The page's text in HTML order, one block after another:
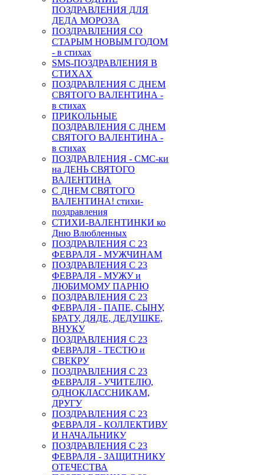
ПОЗДРАВЛЕНИЯ ДЛЯ
ДЕДА МОРОЗА
ПОЗДРАВЛЕНИЯ СО
СТАРЫМ НОВЫМ ГОДОМ
- в стихах
SMS-ПОЗДРАВЛЕНИЯ В
СТИХАХ
ПОЗДРАВЛЕНИЯ С ДНЕМ
СВЯТОГО ВАЛЕНТИНА -
в стихах
ПРИКОЛЬНЫЕ
ПОЗДРАВЛЕНИЯ С ДНЕМ
СВЯТОГО ВАЛЕНТИНА -
в стихах
ПОЗДРАВЛЕНИЯ - СМС-ки
на ДЕНЬ СВЯТОГО
ВАЛЕНТИНА
С ДНЕМ СВЯТОГО
ВАЛЕНТИНА! стихи-
поздравления
СТИХИ-ВАЛЕНТИНКИ ко
Дню Влюбленных
ПОЗДРАВЛЕНИЯ С 23
ФЕВРАЛЯ - МУЖЧИНАМ
ПОЗДРАВЛЕНИЯ С 23
ФЕВРАЛЯ - МУЖУ и
ЛЮБИМОМУ ПАРНЮ
ПОЗДРАВЛЕНИЯ С 23
ФЕВРАЛЯ - ПАПЕ, СЫНУ,
БРАТУ, ДЯДЕ, ДЕДУШКЕ,
ВНУКУ
ПОЗДРАВЛЕНИЯ С 23
ФЕВРАЛЯ - ТЕСТЮ и
СВЕКРУ
ПОЗДРАВЛЕНИЯ С 23
ФЕВРАЛЯ - УЧИТЕЛЮ,
ОДНОКЛАССНИКАМ,
ДРУГУ
ПОЗДРАВЛЕНИЯ С 23
ФЕВРАЛЯ - КОЛЛЕКТИВУ
И НАЧАЛЬНИКУ
ПОЗДРАВЛЕНИЯ С 23
ФЕВРАЛЯ - ЗАЩИТНИКУ
ОТЕЧЕСТВА